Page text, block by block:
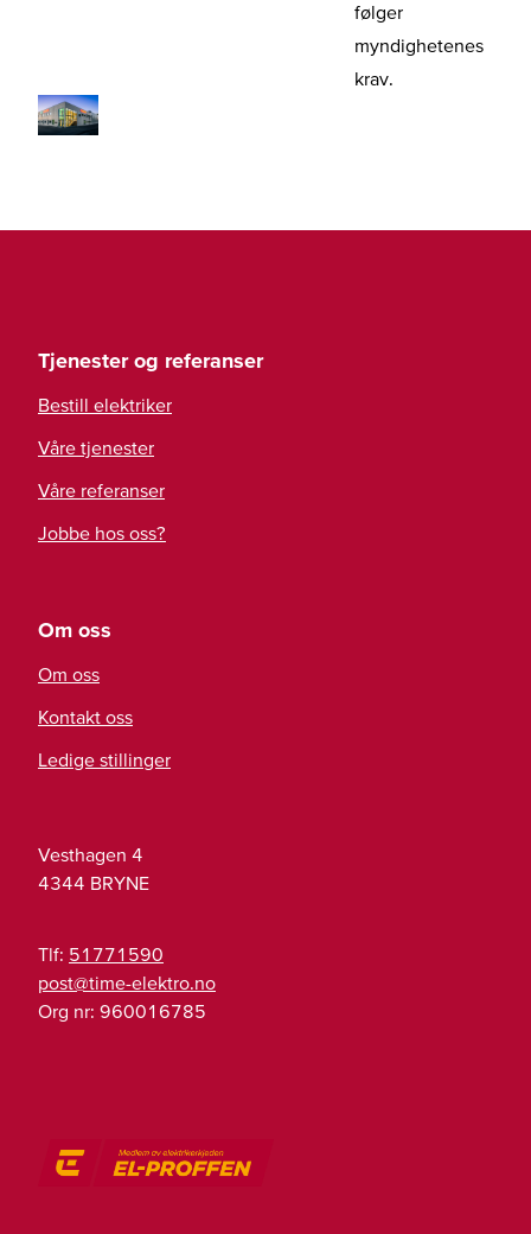
følger
myndighetenes
krav.
Vesthagen 4
4344 BRYNE
Tlf: 51771590
on.ortkele-emit@tsop
Org nr: 960016785
Tjenester og referanser
Bestill elektriker
Våre tjenester
Våre referanser
Jobbe hos oss?
Om oss
Om oss
Kontakt oss
Ledige stillinger